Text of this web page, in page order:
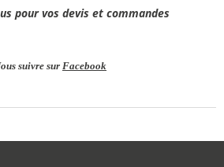
pour vos devis et commandes
suivre sur Facebook